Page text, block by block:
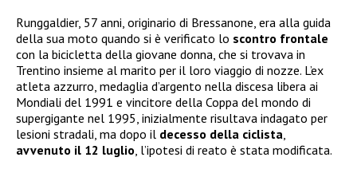
Runggaldier, 57 anni, originario di Bressanone, era alla guida
della sua moto quando si è verificato lo scontro frontale
con la bicicletta della giovane donna, che si trovava in
Trentino insieme al marito per il loro viaggio di nozze. L’ex
atleta azzurro, medaglia d’argento nella discesa libera ai
Mondiali del 1991 e vincitore della Coppa del mondo di
supergigante nel 1995, inizialmente risultava indagato per
lesioni stradali, ma dopo il decesso della ciclista,
avvenuto il 12 luglio, l’ipotesi di reato è stata modificata.